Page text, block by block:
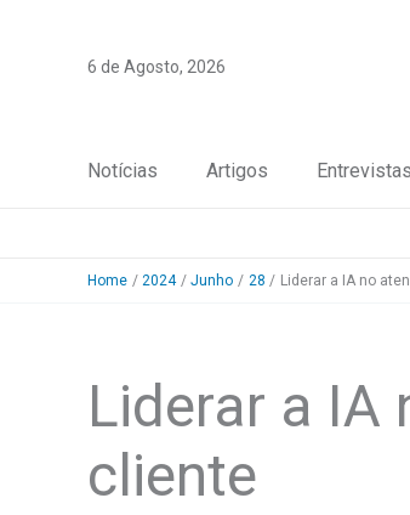
6 de Agosto, 2026
Notícias Artigos Entrevistas
Home 2024 Junho 28 Liderar a IA no
Liderar a IA
cliente